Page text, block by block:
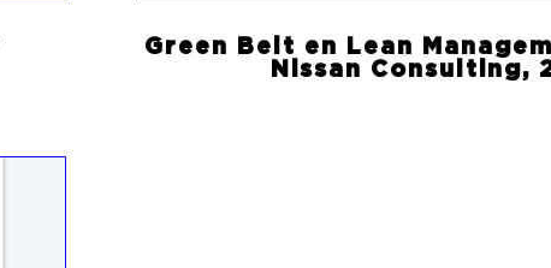
Green Belt en Lean
Nissan Consulting,